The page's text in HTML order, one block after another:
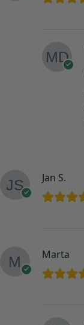
Jan S.
Marta